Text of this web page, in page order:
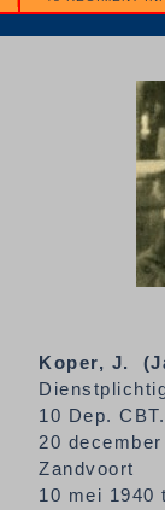
Koper, J.
10 Dep.
20
Zandvoort
10 mei 1940